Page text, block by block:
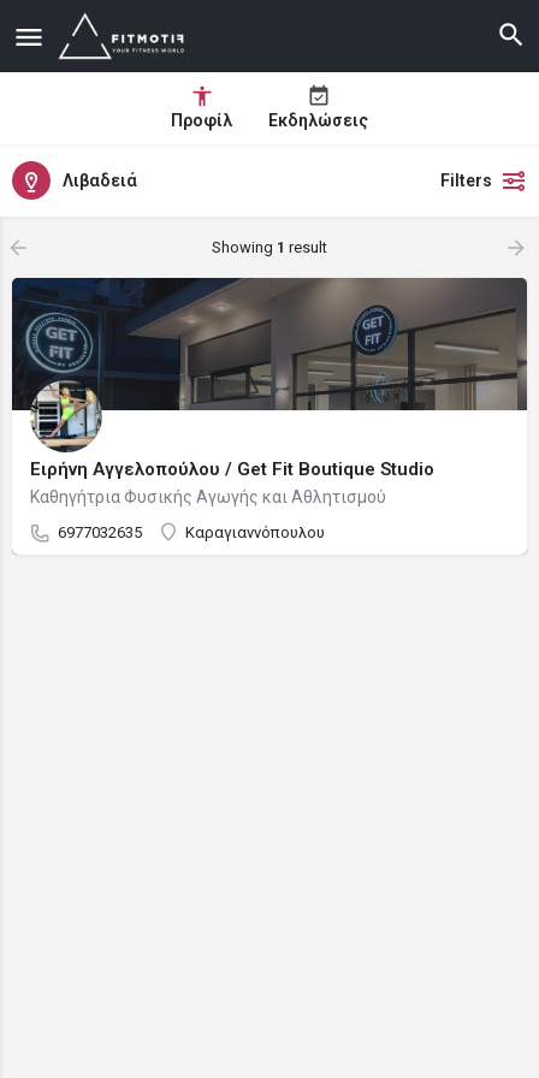
Προφίλ Εκδηλώσεις
Λιβαδειά Filters
Showing 1 result
Ειρήνη Αγγελοπούλου / Get Fit Boutique Studio
Καθηγήτρια Φυσικής Αγωγής και Αθλητισμού
6977032635 Καραγιαννόπουλου